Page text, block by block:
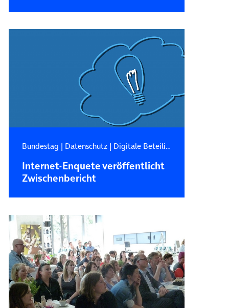
Bundestag | Datenschutz| Digitale Beteiligung
Internet-Enquete veröffentlicht
Zwischenbericht